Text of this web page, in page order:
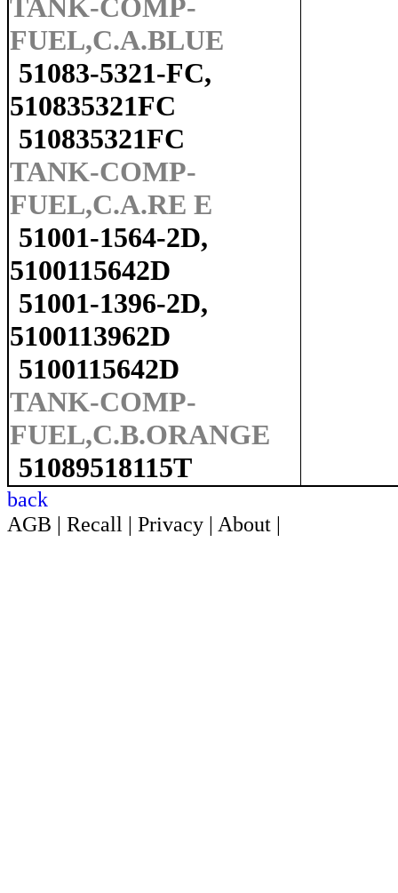
TANK-COMP-
FUEL,C.A.BLUE
51083-5321-FC,
510835321FC
510835321FC
TANK-COMP-
FUEL,C.A.RE E
51001-1564-2D,
5100115642D
51001-1396-2D,
5100113962D
5100115642D
TANK-COMP-
FUEL,C.B.ORANGE
51089518115T
back
AGB | Recall | Privacy | About |